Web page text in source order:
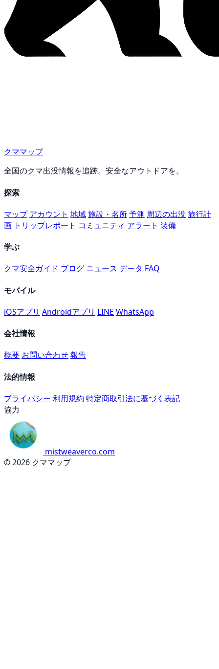
クママップ
全国のクマ出没情報を追跡。安全なアウトドアを。
探索
マップ アカウント 地域施設・名所予測 周辺の出没旅行計
画 トリップレポート コミュニティ アラート 装備
学ぶ
クマ安全ガイド ブログ ニュース データ FAQ
モバイル
iOSアプリ Androidアプリ LINE WhatsApp
会社情報
概要 お問い合わせ報告
法的情報
プライバシー 利用規約 特定商取引法に基づく表記
協力
mistweaverco.com
© 2026 クママップ